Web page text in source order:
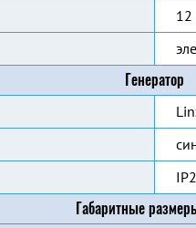
12
Генератор
Габаритные